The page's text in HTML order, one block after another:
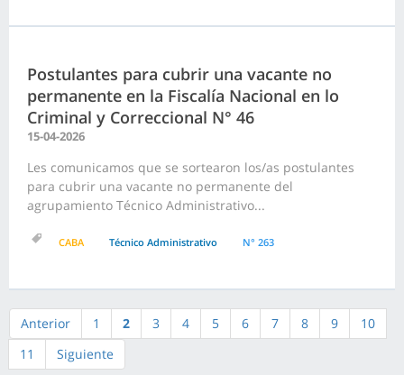
Postulantes para cubrir una vacante no
permanente en la Fiscalía Nacional en lo
Criminal y Correccional N° 46
15-04-2026
Les comunicamos que se sortearon los/as postulantes
para cubrir una vacante no permanente del
agrupamiento Técnico Administrativo...
CABA Técnico Administrativo N° 263
Anterior 1 2 3 4 5 6 7 8 9
10
11
Siguiente